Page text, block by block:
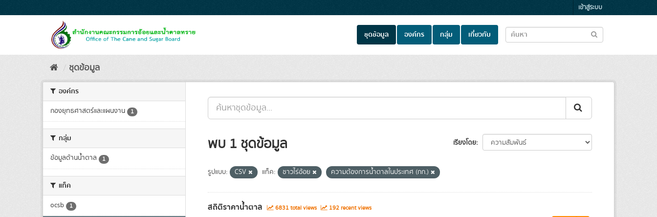
to
เข้าสู่ระบบ
ชุดข้อมูล องค์กร กลุ่ม เกี่ยวกับ
ชุดข้อมูล
องค์กร
กองยุทธศาสตร์และแผนงาน 1
กลุ่ม
ข้อมูลด้านน้ำตาล 1
แท็ค
ocsb 1
เรียงโดย
พบ 1 ชุดข้อมูล
รูปแบบ: CSV แท็ค: ชาวไร่อ้อย ความต้องการน้ำตาลในประเทศ (กก.)
สถิติราคาน้ำตาล 6831 total views 192 recent views